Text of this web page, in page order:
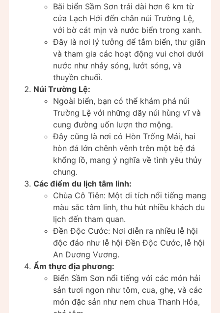
Bãi biển Sầm Sơn trải dài hơn 6 km từ
cửa Lạch Hới đến chân núi Trường Lệ,
với bờ cát mịn và nước biển trong xanh.
Đây là nơi lý tưởng để tắm biển, thư giãn
và tham gia các hoạt động vui chơi dưới
nước như nhảy sóng, lướt sóng, và
thuyền chuối.
Núi Trường Lệ:
Ngoài biển, bạn có thể khám phá núi
Trường Lệ với những dãy núi hùng vĩ và
cung đường uốn lượn thơ mộng.
Đây cũng là nơi có Hòn Trống Mái, hai
hòn đá lớn chênh vênh trên một bệ đá
khổng lồ, mang ý nghĩa về tình yêu thủy
chung.
Các điểm du lịch tâm linh:
Chùa Cô Tiên: Một di tích nổi tiếng mang
màu sắc tâm linh, thu hút nhiều khách du
lịch đến tham quan.
Đền Độc Cước: Nơi diễn ra nhiều lễ hội
độc đáo như lễ hội Đền Độc Cước, lễ hội
An Dương Vương.
Ẩm thực địa phương:
Biển Sầm Sơn nổi tiếng với các món hải
sản tươi ngon như tôm, cua, ghẹ, và các
món đặc sản như nem chua Thanh Hóa,